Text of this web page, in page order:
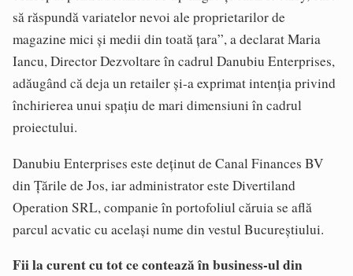
să răspundă variatelor nevoi ale proprietarilor de
magazine mici și medii din toată țara”, a declarat Maria
Iancu, Director Dezvoltare în cadrul Danubiu Enterprises,
adăugând că deja un retailer și-a exprimat intenția privind
închirierea unui spațiu de mari dimensiuni în cadrul
proiectului.
Danubiu Enterprises este deținut de Canal Finances BV
din Țările de Jos, iar administrator este Divertiland
Operation SRL, companie în portofoliul căruia se află
parcul acvatic cu același nume din vestul Bucureștiului.
Fii la curent cu tot ce contează în business-ul din